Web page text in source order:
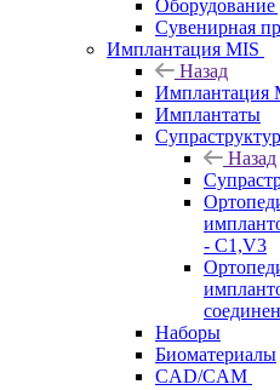
Оборудование
Сувенирная
Имплантация MIS
Назад
Имплантация
Имплантаты
Назад
- C1,V3
Наборы
Биоматериалы
CAD/CAM